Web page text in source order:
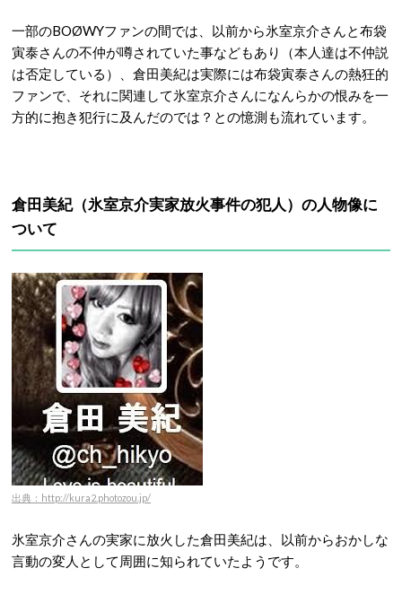
一部のBOØWYファンの間では、以前から氷室京介さんと布袋
寅泰さんの不仲が噂されていた事などもあり（本人達は不仲説
は否定している）、倉田美紀は実際には布袋寅泰さんの熱狂的
ファンで、それに関連して氷室京介さんになんらかの恨みを一
方的に抱き犯行に及んだのでは？との憶測も流れています。
倉田美紀（氷室京介実家放火事件の犯人）の人物像に
ついて
出典：http://kura2.photozou.jp/
氷室京介さんの実家に放火した倉田美紀は、以前からおかしな
言動の変人として周囲に知られていたようです。